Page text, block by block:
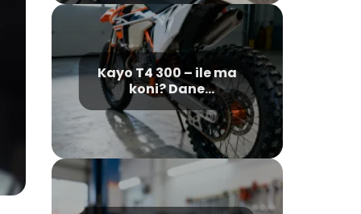
Kayo T4 300 – ile ma
koni? Dane
techniczne i osiągi